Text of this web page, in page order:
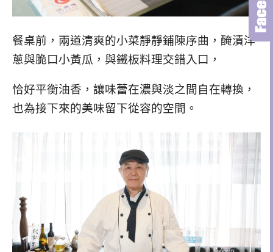
餐桌前，兩道清爽的小菜靜靜鋪陳序曲，醃漬洋
蔥與脆口小黃瓜， 與鐵板料理交錯入口，
恰好平衡油香，讓味蕾在濃與淡之間自在轉換，
也為接下來的美味留下從容的空間。